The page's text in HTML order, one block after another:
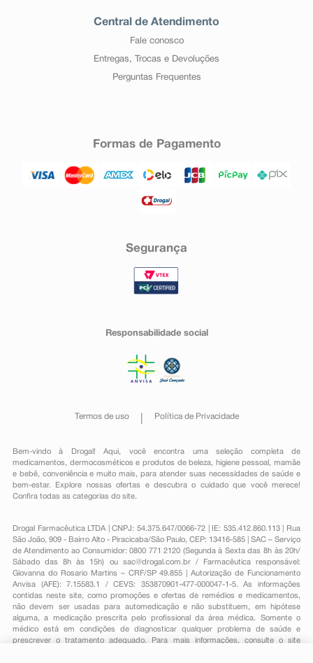
Central de Atendimento
Fale conosco
Entregas, Trocas e Devoluções
Perguntas Frequentes
Formas de Pagamento
Segurança
Responsabilidade social
Termos de uso Política de Privacidade
Bem-vindo à Drogal! Aqui, você encontra uma seleção completa de
medicamentos , dermocosméticos e produtos de beleza, higiene pessoal ,mamãe
e bebê, conveniênciae muito mais, para atender suas necessidades de saúde e
bem-estar. Explore nossas ofertas e descubra o cuidado que você merece!
Confira todas as categorias do site.
Drogal Farmacêutica LTDA | CNPJ: 54.375.647/0066-72 | IE: 535.412.860.113 | Rua
São João, 909 - Bairro Alto - Piracicaba/São Paulo, CEP: 13416-585 | SAC – Serviço
de Atendimento ao Consumidor: 0800 771 2120 (Segunda à Sexta das 8h às 20h/
Sábado das 8h às 15h) ou sac@drogal.com.br/ Farmacêutica responsável:
Giovanna do Rosario Martins – CRF/SP 49.855 | Autorização de Funcionamento
Anvisa (AFE): 7.15583.1 / CEVS: 353870901-477-000047-1-5. As informações
contidas neste site, como promoções e ofertas de remédios e medicamentos,
não devem ser usadas para automedicação e não substituem, em hipótese
alguma, a medicação prescrita pelo profissional da área médica. Somente o
médico está em condições de diagnosticar qualquer problema de saúde e
prescrever o tratamento adequado. Para mais informações, consulte o site